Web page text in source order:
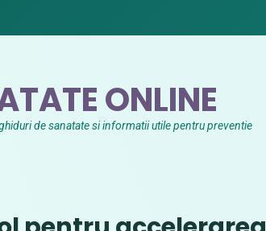
ONLINE
de sanatate si informatii utile pentru preventie